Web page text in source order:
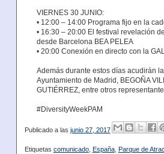
VIERNES 30 JUNIO:
• 12:00 – 14:00 Programa fijo en la
• 16:30 – 20:00 El festival revelación
desde Barcelona BEA PELEA
• 20:00 Conexión en directo con la
Además durante estos días acudirán
Ayuntamiento de Madrid, BEGOÑA
GUTIÉRREZ, entre otros
#DiversityWeekPAM
Publicado a las junio 27, 2017
Etiquetas comunicado, España, Parque de